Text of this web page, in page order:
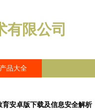
有限公司
产品大全
育安卓版下载及信息安全解析